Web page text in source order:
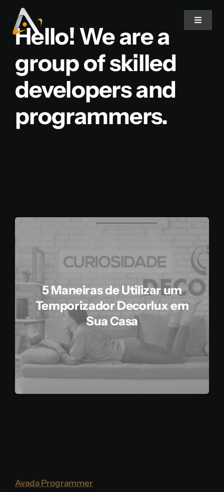
para
Toggle
Produtos
Informativo
Contato
Hello! We are a
group of skilled
developers and
programmers.
5 Maneiras de Utilizar um
Temporizador Decorlux em
Sua Casa
Avada Programmer